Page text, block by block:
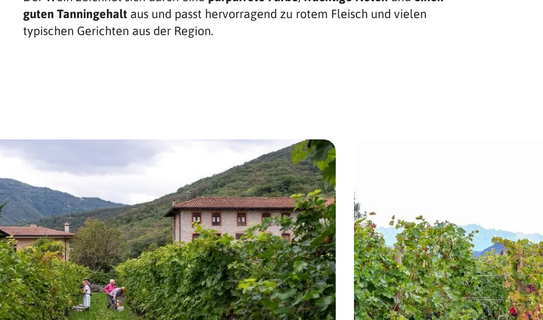
guten Tanningehalt aus und passt hervorragend zu rotem Fleisch und vielen
typischen Gerichten aus der Region.